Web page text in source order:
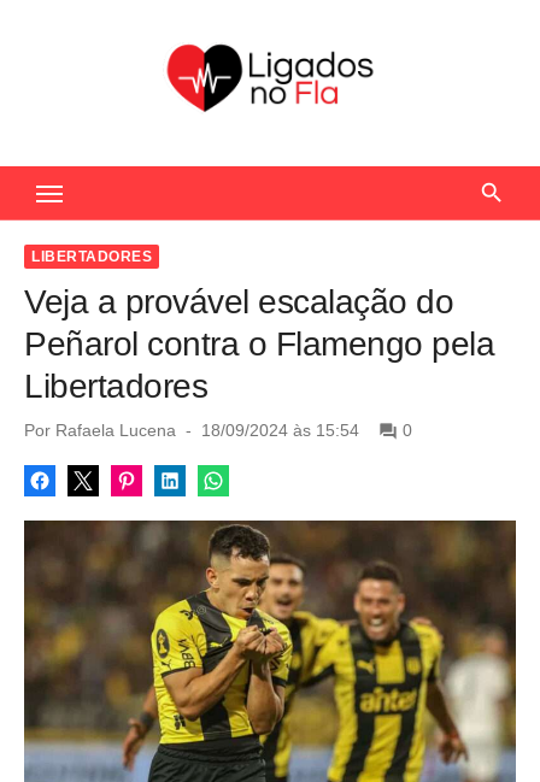
c
LIBERTADORES
Veja a provável escalação do
Peñarol contra o Flamengo pela
Libertadores
Por Rafaela Lucena
P
s
t
d
o
n
18/09/2024 às 15:54 0